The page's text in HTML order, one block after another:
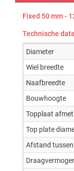
Fixed 50 mm -
Technische data
Diameter
Wiel breedte
Naafbreedte
Bouwhoogte
Topplaat
Top plate
Afstand